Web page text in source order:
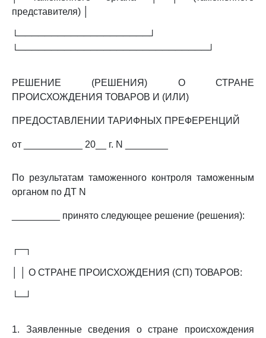
представителя) │
└────────────────────┘
└─────────────────────────────┘
РЕШЕНИЕ (РЕШЕНИЯ) О СТРАНЕ
ПРОИСХОЖДЕНИЯ ТОВАРОВ И (ИЛИ)
ПРЕДОСТАВЛЕНИИ ТАРИФНЫХ ПРЕФЕРЕНЦИЙ
от ___________ 20__ г. N ________
По результатам таможенного контроля таможенным
органом по ДТ N
_________ принято следующее решение (решения):
┌─┐
│ │ О СТРАНЕ ПРОИСХОЖДЕНИЯ (СП) ТОВАРОВ:
└─┘
1. Заявленные сведения о стране происхождения